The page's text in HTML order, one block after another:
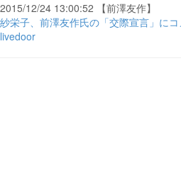
2015/12/24 13:00:52 【前澤友作】
紗栄子、前澤友作氏の「交際宣言」に
livedoor